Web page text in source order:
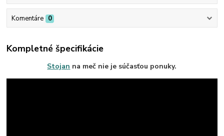
Komentáre 0
Kompletné špecifikácie
Stojan na meč nie je súčasťou ponuky.